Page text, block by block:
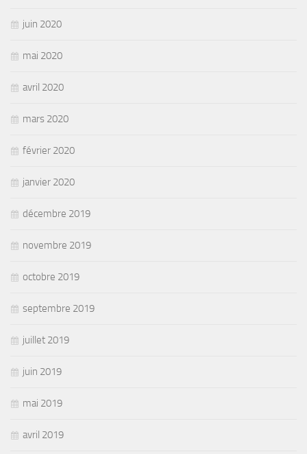
juin 2020
mai 2020
avril 2020
mars 2020
février 2020
janvier 2020
décembre 2019
novembre 2019
octobre 2019
septembre 2019
juillet 2019
juin 2019
mai 2019
avril 2019